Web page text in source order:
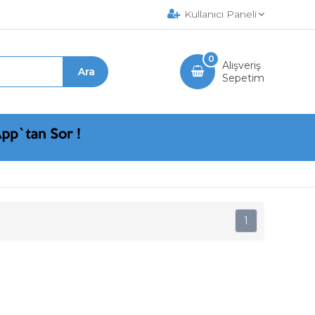
Kullanıcı Paneli
Alışveriş
Sepetim
0
1